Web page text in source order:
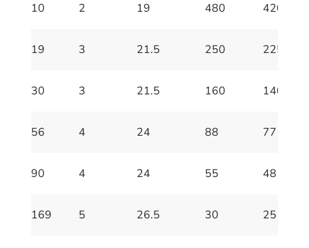
10 2 19 480 420
19 3 21.5 250 225
30 3 21.5 160 140
56 4 24 88 77
90 4 24 55 48
169 5 26.5 30 25